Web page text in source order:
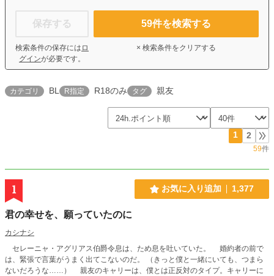
保存する
検索条件の保存には ロ
グインが必要です。
59件を検索する
× 検索条件をクリアする
カテゴリ BL R指定 R18のみ タグ 親友
1 2
59件
1 お気に入り追加 1,377
君の幸せを、願っていたのに
カシナシ
セレーニャ・アグリアス伯爵令息は、ため息を吐いていた。 婚約者の前で
は、緊張で言葉がうまく出てこないのだ。 （きっと僕と一緒にいても、つまら
ないだろうな……） 親友のキャリーは、僕とは正反対のタイプ。キャリーに